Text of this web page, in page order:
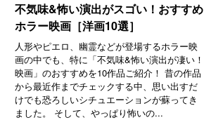
不気味&怖い演出がスゴい！おすすめ
ホラー映画［洋画10選］
人形やピエロ、幽霊などが登場するホラー映
画の中でも、特に「不気味&怖い演出が凄い！
映画」のおすすめを10作品ご紹介！ 昔の作品
から最近作までチェックする中、思い出すだ
けでも恐ろしいシチュエーションが蘇ってき
ました。 そして、やっぱり怖いの...